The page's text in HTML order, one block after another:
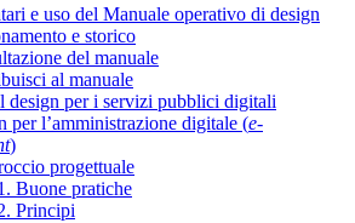
e uso del Manuale operativo di design
e storico
del manuale
al manuale
design per i servizi pubblici digitali
per l’amministrazione digitale (e-
)
progettuale
Buone pratiche
Principi